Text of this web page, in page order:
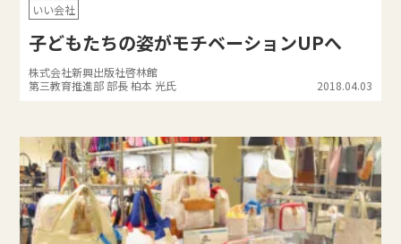
いい会社
子どもたちの姿がモチベーションUPへ
株式会社新興出版社啓林館
第三教育推進部 部長 柏本 光氏
2018.04.03